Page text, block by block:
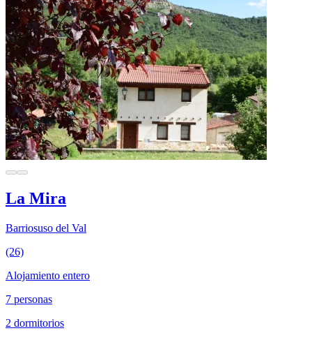
La Mira
Barriosuso del Val
(26)
Alojamiento entero
7 personas
2 dormitorios